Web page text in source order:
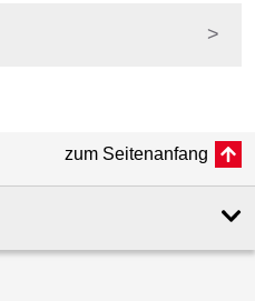
zum Seitenanfang